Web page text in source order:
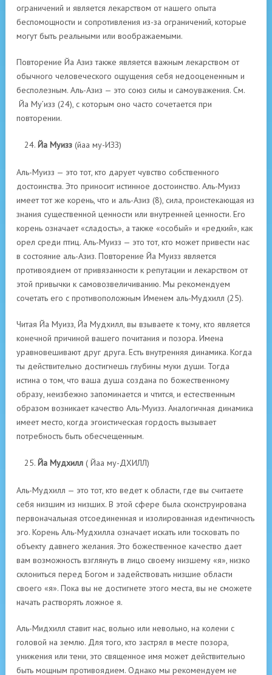
ограничений и является лекарством от нашего опыта
беспомощности и сопротивления из-за ограничений, которые
могут быть реальными или воображаемыми.
Повторение Йа Азиз также является важным лекарством от
обычного человеческого ощущения себя недооцененным и
бесполезным. Аль-Азиз — это союз силы и самоуважения. См.
Йа Му’изз (24), с которым оно часто сочетается при
повторении.
Йа Муизз (йаа му-ИЗЗ)
Аль-Муизз — это тот, кто дарует чувство собственного
достоинства. Это приносит истинное достоинство. Аль-Муизз
имеет тот же корень, что и аль-Азиз (8), сила, проистекающая из
знания существенной ценности или внутренней ценности. Его
корень означает «сладость», а также «особый» и «редкий», как
орел среди птиц. Аль-Муизз — это тот, кто может привести нас
в состояние аль-Азиз. Повторение Йа Муизз является
противоядием от привязанности к репутации и лекарством от
этой привычки к самовозвеличиванию. Мы рекомендуем
сочетать его с противоположным Именем аль-Мудхилл (25).
Читая Йа Муизз, Йа Мудхилл, вы взываете к тому, кто является
конечной причиной вашего почитания и позора. Имена
уравновешивают друг друга. Есть внутренняя динамика. Когда
ты действительно достигнешь глубины муки души. Тогда
истина о том, что ваша душа создана по божественному
образу, неизбежно запоминается и чтится, и естественным
образом возникает качество Аль-Муизз. Аналогичная динамика
имеет место, когда эгоистическая гордость вызывает
потребность быть обесчещенным.
Йа Мудхилл ( Йаа му-ДХИЛЛ)
Аль-Мудхилл — это тот, кто ведет к области, где вы считаете
себя низшим из низших. В этой сфере была сконструирована
первоначальная отсоединенная и изолированная идентичность
эго. Корень Аль-Мудхилла означает искать или тосковать по
объекту давнего желания. Это божественное качество дает
вам возможность взглянуть в лицо своему низшему «я», низко
склониться перед Богом и задействовать низшие области
своего «я». Пока вы не достигнете этого места, вы не сможете
начать растворять ложное я.
Аль-Мидхилл ставит нас, вольно или невольно, на колени с
головой на землю. Для того, кто застрял в месте позора,
унижения или тени, это священное имя может действительно
быть мощным противоядием. Однако мы рекомендуем не